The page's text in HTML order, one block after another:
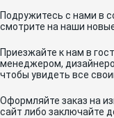
Подружитесь с нами в
смотрите на наши
Приезжайте к нам в
менеджером,
чтобы увидеть все
Оформляйте заказ на
сайт либо заключайте